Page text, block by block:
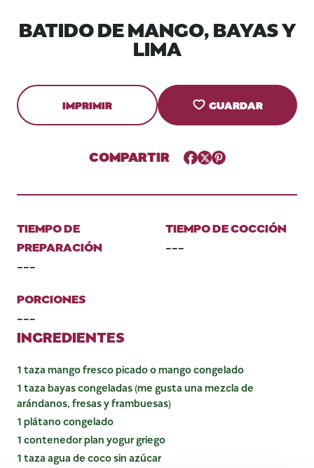
BATIDO DE MANGO, BAYAS Y
LIMA
IMPRIMIR GUARDAR
COMPARTIR Facebook
TwitterPinterest
TIEMPO DE
PREPARACIÓN
---
TIEMPO DE COCCIÓN
---
PORCIONES
---
INGREDIENTES
1 taza mango fresco picado o mango congelado
1 taza bayas congeladas (me gusta una mezcla de
arándanos, fresas y frambuesas)
1 plátano congelado
1 contenedor plan yogur griego
1 taza agua de coco sin azúcar